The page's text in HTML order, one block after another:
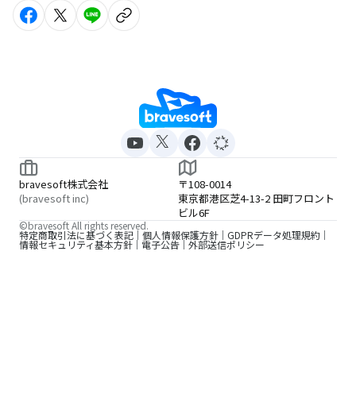
bravesoft株式会社
(bravesoft inc)
〒108-0014
東京都港区芝4-13-2 田町フロント
ビル6F
特定商取引法に基づく表記 個人情報保護方針 GDPRデータ処理規約
情報セキュリティ基本方針 電子公告 外部送信ポリシー
©bravesoft All rights reserved.